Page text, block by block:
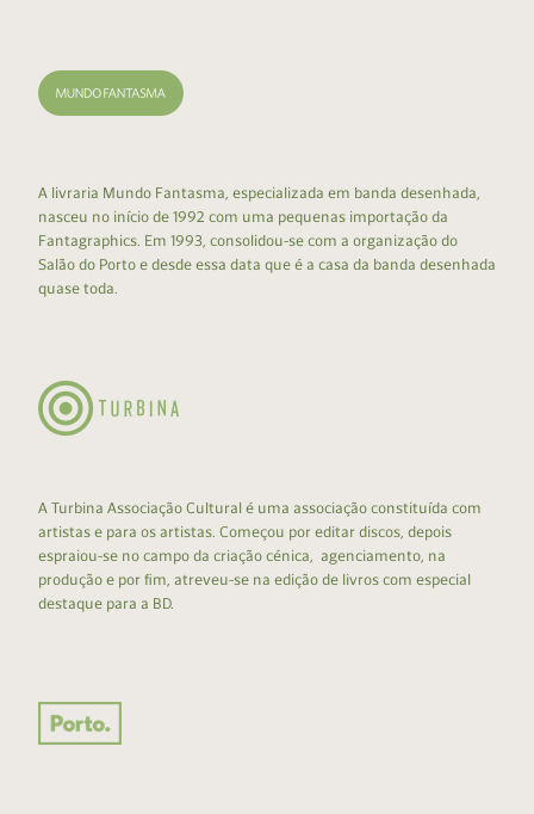
A livraria Mundo Fantasma, especializada em banda desenhada,
nasceu no início de 1992 com uma pequenas importação da
Fantagraphics. Em 1993, consolidou-se com a organização do
Salão do Porto e desde essa data que é a casa da banda desenhada
quase toda.
A Turbina Associação Cultural é uma associação constituída com
artistas e para os artistas. Começou por editar discos, depois
espraiou-se no campo da criação cénica, agenciamento, na
produção e por fim, atreveu-se na edição de livros com especial
destaque para a BD.